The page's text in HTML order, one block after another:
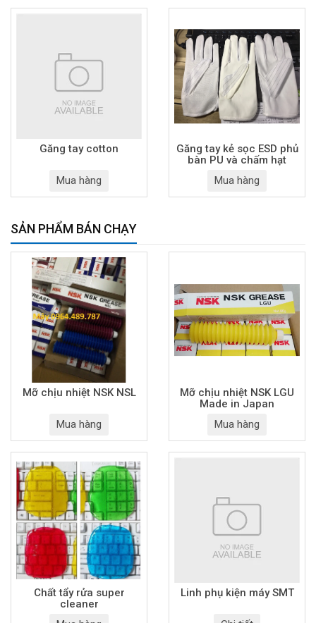
Găng tay cotton
Mua hàng
Găng tay kẻ sọc ESD phủ
bàn PU và chấm hạt
Mua hàng
SẢN PHẨM BÁN CHẠY
Mỡ chịu nhiệt NSK NSL
Mua hàng
Mỡ chịu nhiệt NSK LGU
Made in Japan
Mua hàng
Chất tẩy rửa super
cleaner
Linh phụ kiện máy SMT